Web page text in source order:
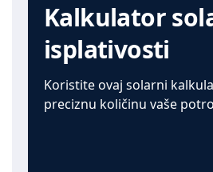
Kalkulator
isplativosti
Koristite ovaj solarni
preciznu količinu vaše